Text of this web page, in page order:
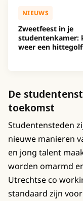
NIEUWS
Zweetfeest in je
studentenkamer:
weer een hittegolf
De
toekomst
Studentensteden
nieuwe manieren
en jong talent
worden omarmd
Utrechtse co
standaard zijn